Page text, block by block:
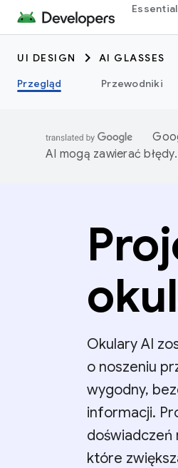
UI DESIGN
AI GLASSES
Przegląd
Przewodniki
AI mogą zawierać błędy.
Okulary AI
o noszeniu
wygodny,
informacji.
doświadczeń
które